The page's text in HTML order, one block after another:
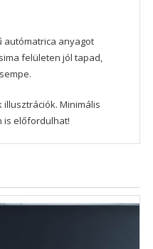
autómatrica anyagot
felületen jól tapad,
Minimális
is előfordulhat!